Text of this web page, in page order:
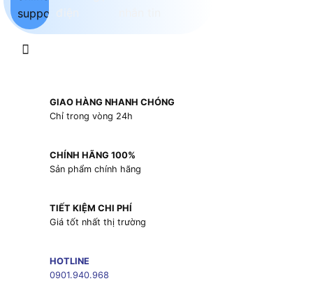
GIAO HÀNG NHANH CHÓNG
Chỉ trong vòng 24h
CHÍNH HÃNG 100%
Sản phẩm chính hãng
TIẾT KIỆM CHI PHÍ
Giá tốt nhất thị trường
HOTLINE
0901.940.968